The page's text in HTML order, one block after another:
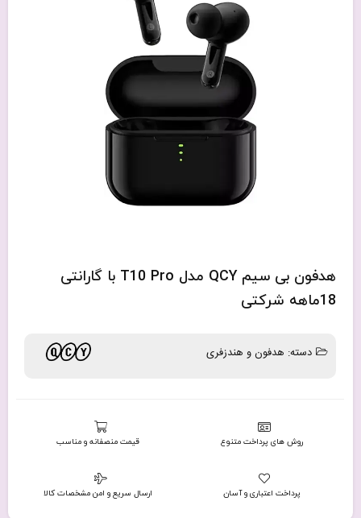
هدفون بی سیم QCY مدل T10 Pro با گارانتی
18ماهه شرکتی
دسته: هدفون و هندزفری
روش های پرداخت متنوع قیمت منصفانه و مناسب
پرداخت اعتباری و آسان ارسال سریع و امن مشخصات کالا